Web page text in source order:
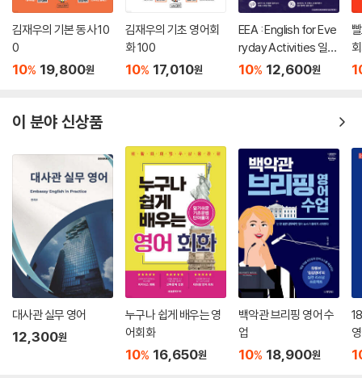
하루의 특정 시간을 나타낼 때 사용하는 표현
I jog in the morning.
무 적 소리블록 43_ at+시간
무 적 소리블록 44_ on+요일
특정 요일을 지정해 말할 때 사용하는 표현
I have a meeting on Monday.
무 적 소리블록 45_ by+시간
특정 시간까지를 나타낼 때 사용하는 표현
I need to finish this by 5 PM.
무 적 소리블록 46_ at+장소
특정 지점이나 장소에 있을 때 사용하는 표현
I am at the bus stop.
김재우의 기본 동사 10
0
10% 19,800원
김재우의 기초 영어회
화 100
10% 17,010원
EEA : English for Eve
ryday Activities 일상
표현 낭독편
10% 12,600원
이 분야 신상품
대사관 실무 영어
12,300원
누구나 쉽게 배우는 영
어회화
10% 16,650원
백악관 브리핑 영어 수
업
10% 18,900원